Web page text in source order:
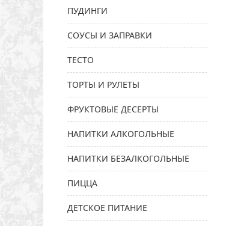
ПУДИНГИ
СОУСЫ И ЗАПРАВКИ
ТЕСТО
ТОРТЫ И РУЛЕТЫ
ФРУКТОВЫЕ ДЕСЕРТЫ
НАПИТКИ АЛКОГОЛЬНЫЕ
НАПИТКИ БЕЗАЛКОГОЛЬНЫЕ
ПИЦЦА
ДЕТСКОЕ ПИТАНИЕ